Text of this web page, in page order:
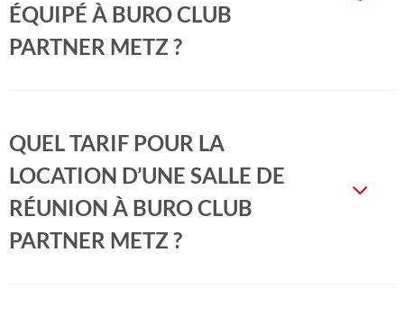
ÉQUIPÉ À BURO CLUB
PARTNER METZ ?
QUEL TARIF POUR LA
LOCATION D’UNE SALLE DE
RÉUNION À BURO CLUB
PARTNER METZ ?